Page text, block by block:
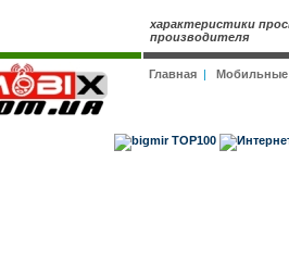
характеристики
производителя
Главная|